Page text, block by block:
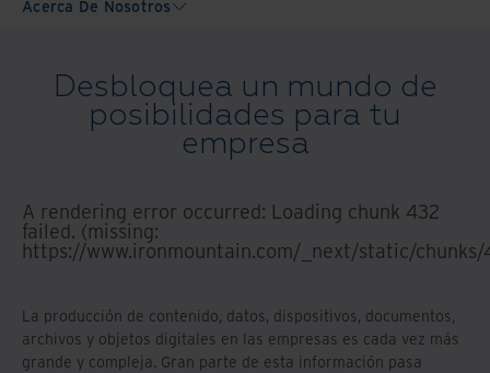
Acerca De Nosotros
Desbloquea un mundo de
posibilidades para tu
empresa
A rendering error occurred: Loading chunk 432
failed. (missing:
https://www.ironmountain.com/_next/static/chunks/
La producción de contenido, datos, dispositivos, documentos,
archivos y objetos digitales en las empresas es cada vez más
grande y compleja. Gran parte de esta información pasa